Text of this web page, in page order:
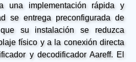
una implementación rápida y
se entrega preconfigurada de
su instalación se reduzca
físico y a la conexión directa
y decodificador Aareff. El